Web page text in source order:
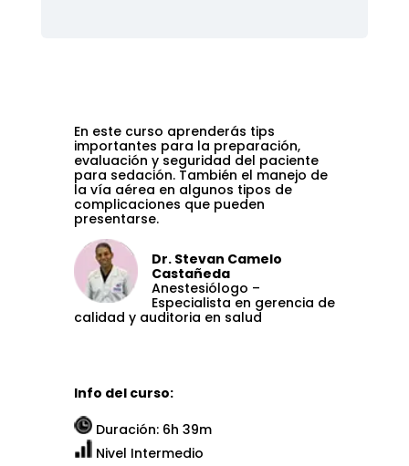
En este curso aprenderás tips
importantes para la preparación,
evaluación y seguridad del paciente
para sedación. También el manejo de
la vía aérea en algunos tipos de
complicaciones que pueden
presentarse.
Dr. Stevan Camelo
Castañeda
Anestesiólogo –
Especialista en gerencia de
calidad y auditoria en salud
Info del curso:
Duración: 6h 39m
Nivel Intermedio